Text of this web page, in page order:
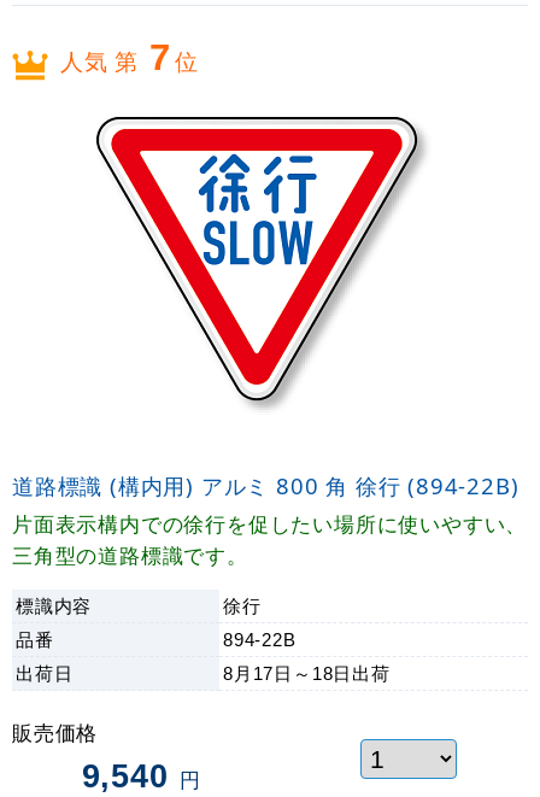
人気 第 7位
道路標識 (構内用) アルミ 800 角 徐行 (894-22B)
片面表示構内での徐行を促したい場所に使いやすい、
三角型の道路標識です。
標識内容
徐行
品番
894-22B
出荷日 8月17日～18日 出荷
販売価格
9,540 円